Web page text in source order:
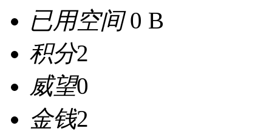
已用空间0 B
积分2
威望0
金钱2